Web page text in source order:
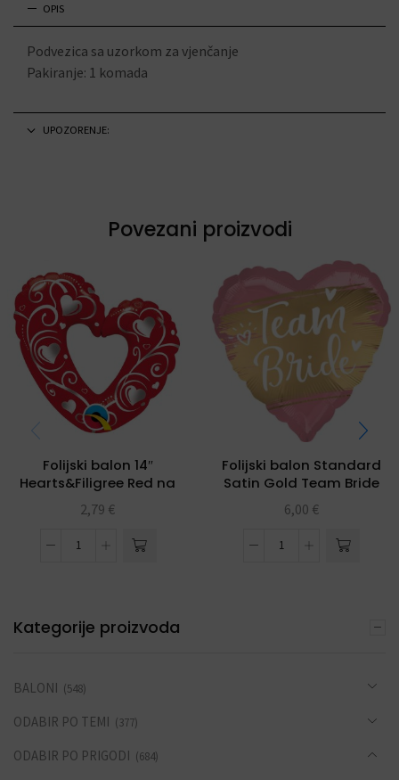
OPIS
Podvezica sa uzorkom za vjenčanje
Pakiranje: 1 komada
UPOZORENJE:
Povezani proizvodi
Folijski balon 14″
Hearts&Filigree Red na
štapiću
2,79 €
Folijski balon Standard
Satin Gold Team Bride
6,00 €
Kategorije proizvoda
BALONI (548)
ODABIR PO TEMI (377)
ODABIR PO PRIGODI (684)